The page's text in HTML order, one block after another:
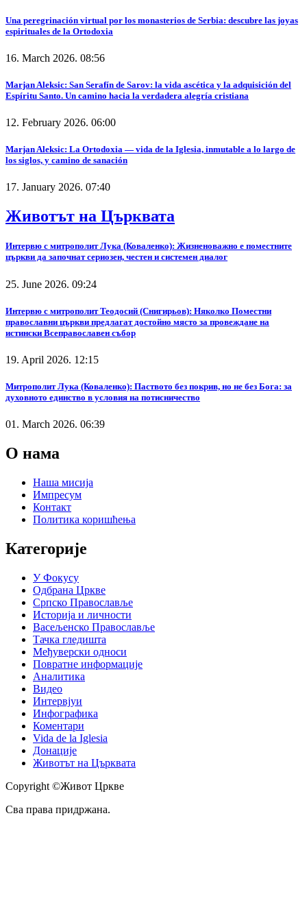
Una peregrinación virtual por los monasterios de Serbia: descubre las joyas
espirituales de la Ortodoxia
16. March 2026. 08:56
Marjan Aleksic: San Serafín de Sarov: la vida ascética y la adquisición del
Espíritu Santo. Un camino hacia la verdadera alegría cristiana
12. February 2026. 06:00
Marjan Aleksic: La Ortodoxia — vida de la Iglesia, inmutable a lo largo de
los siglos, y camino de sanación
17. January 2026. 07:40
Животът на Църквата
Интервю с митрополит Лука (Коваленко): Жизненоважно е поместните
църкви да започнат сериозен, честен и системен диалог
25. June 2026. 09:24
Интервю с митрополит Теодосий (Снигирьов): Няколко Поместни
православни църкви предлагат достойно място за провеждане на
истински Всеправославен събор
19. April 2026. 12:15
Митрополит Лука (Коваленко): Паството без покрив, но не без Бога: за
духовното единство в условия на потисничество
01. March 2026. 06:39
О нама
Наша мисија
Импресум
Контакт
Политика коришћења
Категорије
У Фокусу
Одбрана Цркве
Српско Православље
Историја и личности
Васељенско Православље
Тачка гледишта
Међуверски односи
Повратне информације
Аналитика
Видео
Интервјуи
Инфографика
Коментари
Vida de la Iglesia
Донације
Животът на Църквата
Copyright ©Живот Цркве
Сва права придржана.